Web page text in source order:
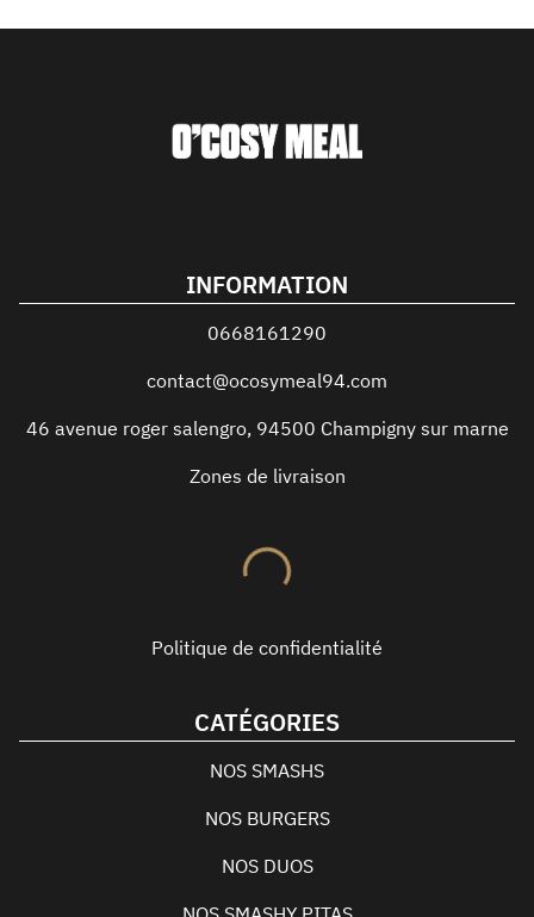
INFORMATION
0668161290
contact@ocosymeal94.com
46 avenue roger salengro, 94500 Champigny sur marne
Zones de livraison
Politique de confidentialité
CATÉGORIES
NOS SMASHS
NOS BURGERS
NOS DUOS